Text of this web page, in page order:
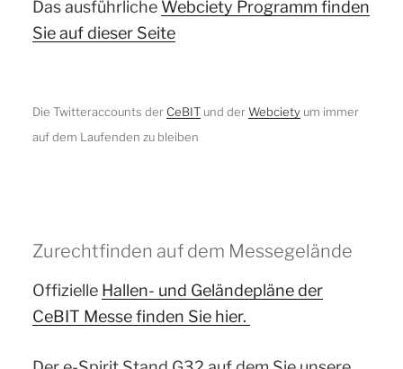
Das ausführliche Webciety Programm finden
Sie auf dieser Seite
Die Twitteraccounts der CeBIT und derWebciety um immer
auf dem Laufenden zu bleiben
Zurechtfinden auf dem Messegelände
Offizielle Hallen- und Geländepläne der
CeBIT Messe finden Sie hier.